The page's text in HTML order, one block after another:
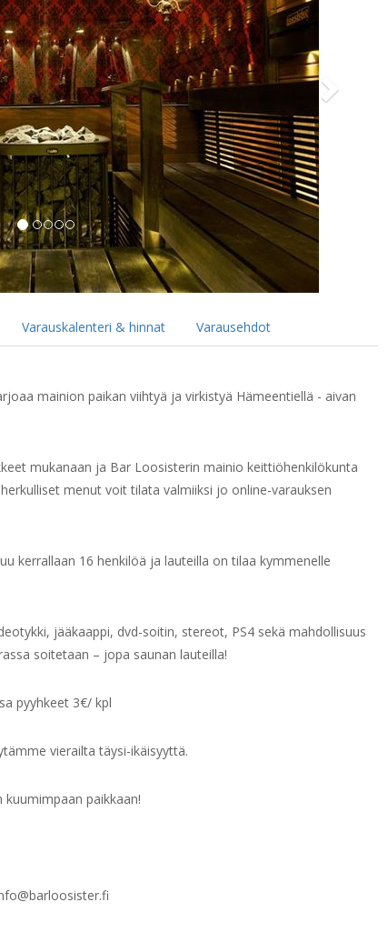
Varauskalenteri & hinnat Varausehdot
mainion paikan viihtyä ja virkistyä Hämeentiellä - aivan
mukanaan ja Bar Loosisterin mainio keittiöhenkilökunta
menut voit tilata valmiiksi jo online-varauksen
kerrallaan 16 henkilöä ja lauteilla on tilaa kymmenelle
jääkaappi, dvd-soitin, stereot, PS4 sekä mahdollisuus
soitetaan – jopa saunan lauteilla!
pyyhkeet 3€/ kpl
vierailta täysi-ikäisyyttä.
paikkaan!